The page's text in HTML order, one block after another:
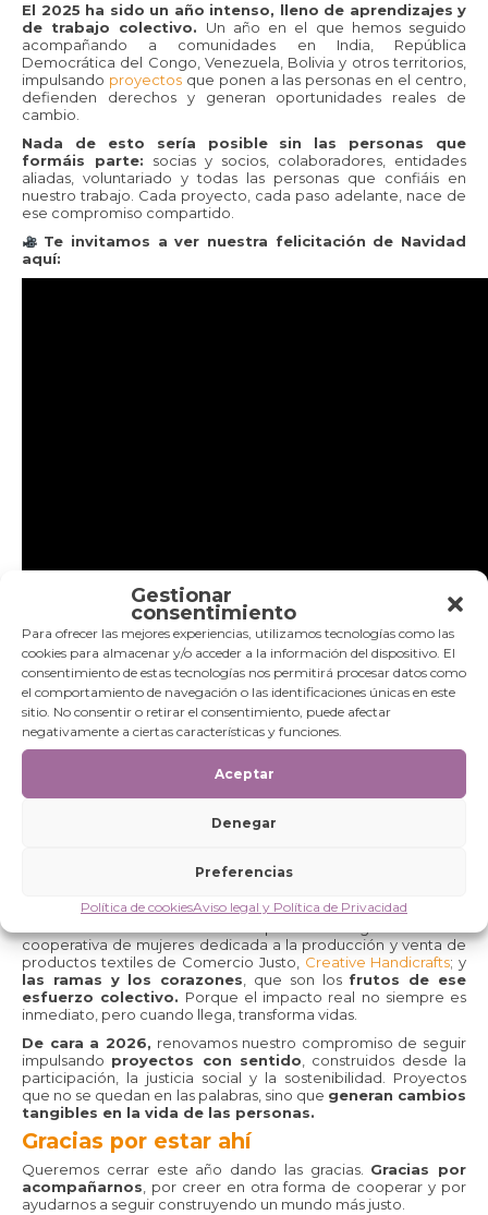
Gestionar
consentimiento
Para ofrecer las mejores experiencias, utilizamos tecnologías como las
cookies para almacenar y/o acceder a la información del dispositivo. El
consentimiento de estas tecnologías nos permitirá procesar datos como
el comportamiento de navegación o las identificaciones únicas en este
sitio. No consentir o retirar el consentimiento, puede afectar
negativamente a ciertas características y funciones.
Aceptar
Denegar
Preferencias
Política de cookiesAviso legal y Política de Privacidad
El 2025 ha sido un año intenso, lleno de aprendizajes y
de trabajo colectivo. Un año en el que hemos seguido
acompañando a comunidades en India, República
Democrática del Congo, Venezuela, Bolivia y otros territorios,
impulsando proyectosque ponen a las personas en el centro,
defienden derechos y generan oportunidades reales de
cambio.
Nada de esto sería posible sin las personas que
formáis parte: socias y socios, colaboradores, entidades
aliadas, voluntariado y todas las personas que confiáis en
nuestro trabajo. Cada proyecto, cada paso adelante, nace de
ese compromiso compartido.
Te invitamos a ver nuestra felicitación de Navidad
aquí:
Nuestra felicitación de este año es también una metáfora:
comenzamos el camino como ONGy que inició Isabel
cooperativa de mujeres dedicada a la producción y venta de
productos textiles de Comercio Justo, Creative Handicrafts; y
las ramas y los corazones, que son los frutos de ese
esfuerzo colectivo. Porque el impacto real no siempre es
inmediato, pero cuando llega, transforma vidas.
De cara a 2026, renovamos nuestro compromiso de seguir
impulsando proyectos con sentido, construidos desde la
participación, la justicia social y la sostenibilidad. Proyectos
que no se quedan en las palabras, sino que generan cambios
tangibles en la vida de las personas.
Gracias por estar ahí
Queremos cerrar este año dando las gracias. Gracias por
acompañarnos, por creer en otra forma de cooperar y por
ayudarnos a seguir construyendo un mundo más justo.